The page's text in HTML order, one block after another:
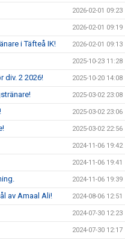
2026-02-01 09:23
2026-02-01 09:19
i Täfteå IK! 2026-02-01 09:13
2025-10-23 11:28
div. 2 2026! 2025-10-20 14:08
2025-03-02 23:08
2025-03-02 23:06
2025-03-02 22:56
2024-11-06 19:42
2024-11-06 19:41
2024-11-06 19:39
av Amaal Ali! 2024-08-06 12:51
2024-07-30 12:23
2024-07-30 12:17